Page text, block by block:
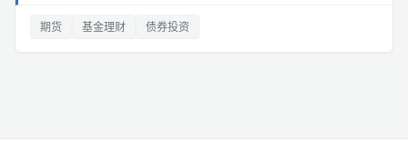
期货 基金理财 债券投资